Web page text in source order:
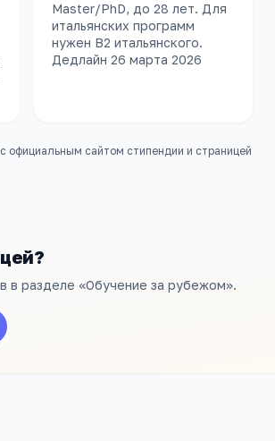
Master/PhD, до 28 лет. Для
итальянских программ
нужен B2 итальянского.
Дедлайн 26 марта 2026
официальным сайтом стипендии и страницей
в разделе «Обучение за рубежом».